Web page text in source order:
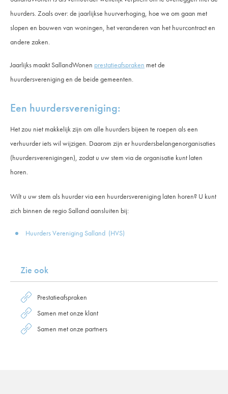
huurders. Zoals over: de jaarlijkse huurverhoging, hoe we om gaan met
slopen en bouwen van woningen, het veranderen van het huurcontract en
andere zaken.
Jaarlijks maakt SallandWonen prestatieafspraken met de
huurdersvereniging en de beide gemeenten.
Een huurdersvereniging:
Het zou niet makkelijk zijn om alle huurders bijeen te roepen als een
verhuurder iets wil wijzigen. Daarom zijn er huurdersbelangenorganisaties
(huurdersverenigingen), zodat u uw stem via de organisatie kunt laten
horen.
Wilt u uw stem als huurder via een huurdersvereniging laten horen? U kunt
zich binnen de regio Salland aansluiten bij:
Huurders Vereniging Salland (HVS)
Zie ook
Prestatieafspraken
Samen met onze klant
Samen met onze partners